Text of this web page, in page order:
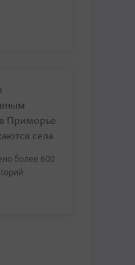
Приморье
села
более 600